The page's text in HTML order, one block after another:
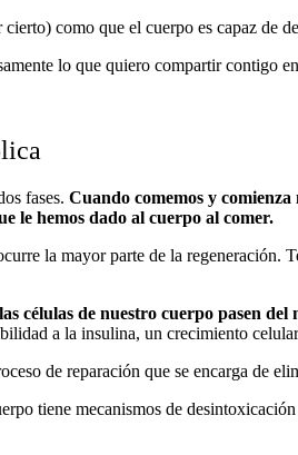
como que el cuerpo es capaz de
lo que quiero compartir contigo
fases. Cuando comemos y
le hemos dado al cuerpo al comer.
la mayor parte de la
células de nuestro cuerpo pasen
a la insulina, un crecimiento
de reparación que se encarga de
tiene mecanismos de